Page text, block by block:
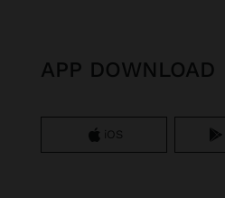
APP DOWNLOAD
iOS